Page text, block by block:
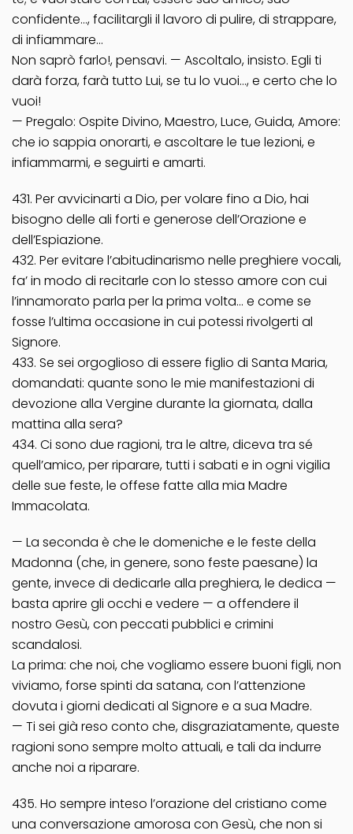
confidente…, facilitargli il lavoro di pulire, di strappare,
di infiammare…
Non saprò farlo!, pensavi. — Ascoltalo, insisto. Egli ti
darà forza, farà tutto Lui, se tu lo vuoi…, e certo che lo
vuoi!
— Pregalo: Ospite Divino, Maestro, Luce, Guida, Amore:
che io sappia onorarti, e ascoltare le tue lezioni, e
infiammarmi, e seguirti e amarti.
431. Per avvicinarti a Dio, per volare fino a Dio, hai
bisogno delle ali forti e generose dell’Orazione e
dell’Espiazione.
432. Per evitare l’abitudinarismo nelle preghiere vocali,
fa’ in modo di recitarle con lo stesso amore con cui
l’innamorato parla per la prima volta… e come se
fosse l’ultima occasione in cui potessi rivolgerti al
Signore.
433. Se sei orgoglioso di essere figlio di Santa Maria,
domandati: quante sono le mie manifestazioni di
devozione alla Vergine durante la giornata, dalla
mattina alla sera?
434. Ci sono due ragioni, tra le altre, diceva tra sé
quell’amico, per riparare, tutti i sabati e in ogni vigilia
delle sue feste, le offese fatte alla mia Madre
Immacolata.
— La seconda è che le domeniche e le feste della
Madonna (che, in genere, sono feste paesane) la
gente, invece di dedicarle alla preghiera, le dedica —
basta aprire gli occhi e vedere — a offendere il
nostro Gesù, con peccati pubblici e crimini
scandalosi.
La prima: che noi, che vogliamo essere buoni figli, non
viviamo, forse spinti da satana, con l’attenzione
dovuta i giorni dedicati al Signore e a sua Madre.
— Ti sei già reso conto che, disgraziatamente, queste
ragioni sono sempre molto attuali, e tali da indurre
anche noi a riparare.
435. Ho sempre inteso l’orazione del cristiano come
una conversazione amorosa con Gesù, che non si